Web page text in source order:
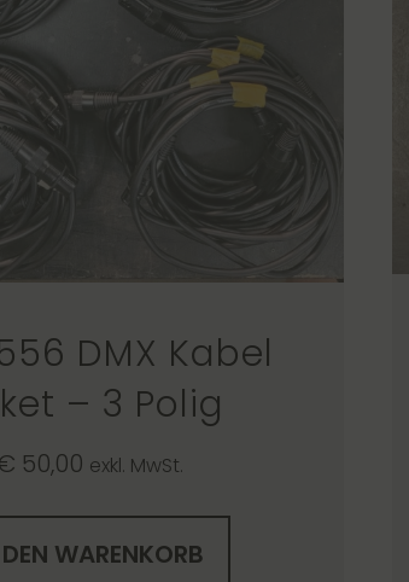
DMX Kabel
– 3 Polig
50,00 exkl. MwSt.
WARENKORB